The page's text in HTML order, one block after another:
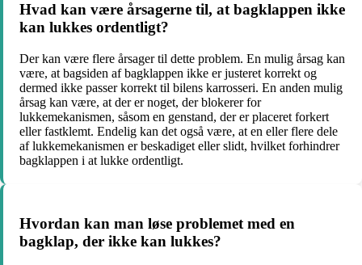
Hvad kan være årsagerne til, at bagklappen ikke
kan lukkes ordentligt?
Der kan være flere årsager til dette problem. En mulig årsag kan
være, at bagsiden af bagklappen ikke er justeret korrekt og
dermed ikke passer korrekt til bilens karrosseri. En anden mulig
årsag kan være, at der er noget, der blokerer for
lukkemekanismen, såsom en genstand, der er placeret forkert
eller fastklemt. Endelig kan det også være, at en eller flere dele
af lukkemekanismen er beskadiget eller slidt, hvilket forhindrer
bagklappen i at lukke ordentligt.
Hvordan kan man løse problemet med en
bagklap, der ikke kan lukkes?